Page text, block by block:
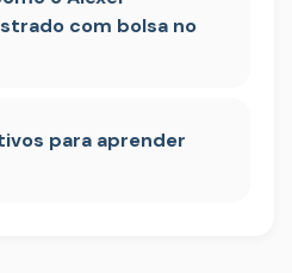
com bolsa no
para aprender